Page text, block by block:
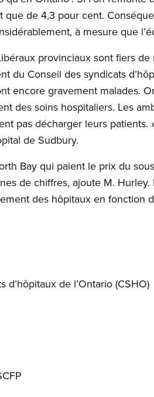
que de 4,3 pour cent.
à mesure que
provinciaux sont fiers
du Conseil des syndicats
encore gravement malades.
des soins hospitaliers. Les
pas décharger leurs
de Sudbury.
Bay qui paient le prix du
de chiffres, ajoute M.
des hôpitaux en fonction
de l’Ontario (CSHO)